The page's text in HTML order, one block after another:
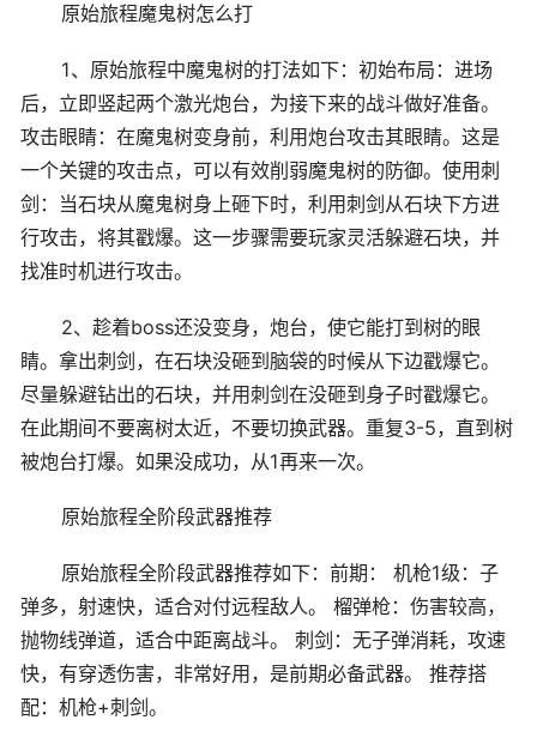
原始旅程魔鬼树怎么打
1、原始旅程中魔鬼树的打法如下：初始布局：进场
后，立即竖起两个激光炮台，为接下来的战斗做好准备。
攻击眼睛：在魔鬼树变身前，利用炮台攻击其眼睛。这是
一个关键的攻击点，可以有效削弱魔鬼树的防御。使用刺
剑：当石块从魔鬼树身上砸下时，利用刺剑从石块下方进
行攻击，将其戳爆。这一步骤需要玩家灵活躲避石块，并
找准时机进行攻击。
2、趁着boss还没变身，炮台，使它能打到树的眼
睛。拿出刺剑，在石块没砸到脑袋的时候从下边戳爆它。
尽量躲避钻出的石块，并用刺剑在没砸到身子时戳爆它。
在此期间不要离树太近，不要切换武器。重复3-5，直到树
被炮台打爆。如果没成功，从1再来一次。
原始旅程全阶段武器推荐
原始旅程全阶段武器推荐如下：前期： 机枪1级：子
弹多，射速快，适合对付远程敌人。 榴弹枪：伤害较高，
抛物线弹道，适合中距离战斗。 刺剑：无子弹消耗，攻速
快，有穿透伤害，非常好用，是前期必备武器。 推荐搭
配：机枪+刺剑。